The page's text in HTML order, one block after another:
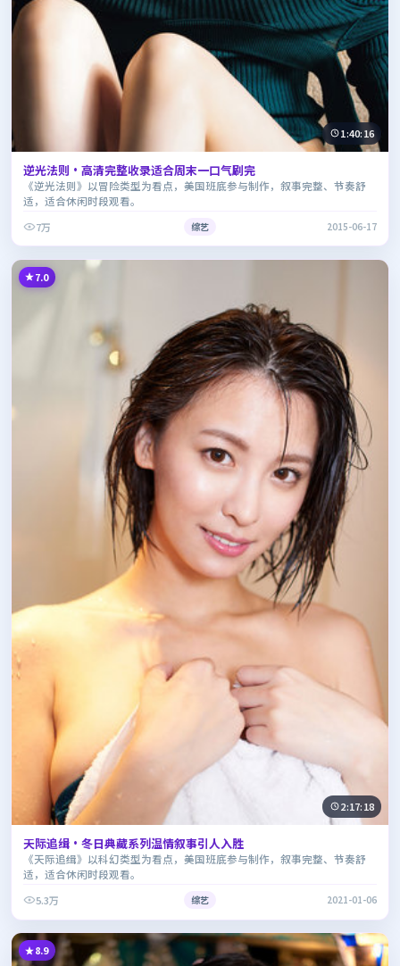
1:40:16
逆光法则·高清完整收录适合周末一口气刷完
《逆光法则》以冒险类型为看点，美国班底参与制作，叙事完整、节奏舒
适，适合休闲时段观看。
7万
综艺 2015-06-17
7.0
2:17:18
天际追缉·冬日典藏系列温情叙事引人入胜
《天际追缉》以科幻类型为看点，美国班底参与制作，叙事完整、节奏舒
适，适合休闲时段观看。
5.3万
综艺 2021-01-06
8.9